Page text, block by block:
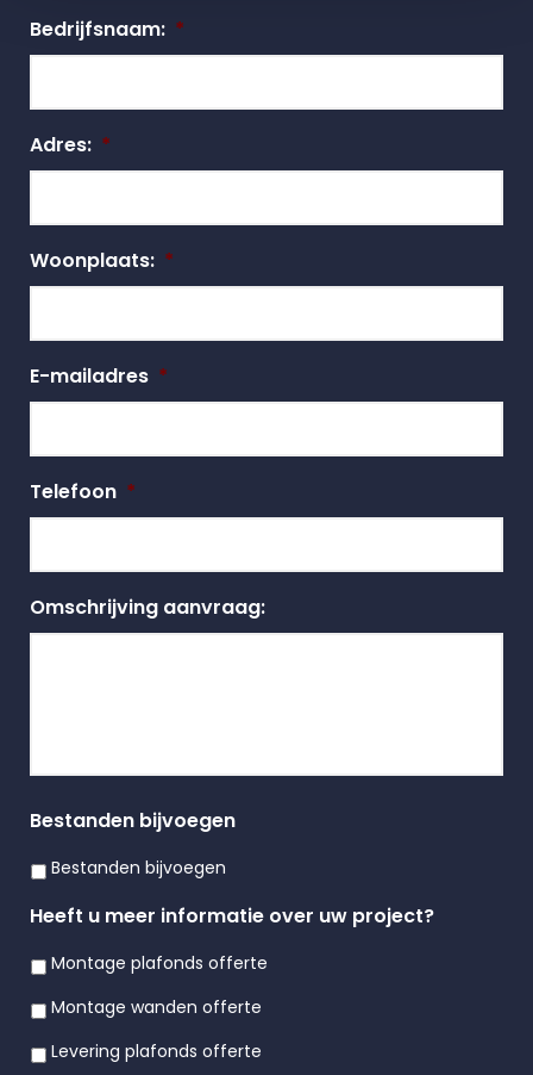
Bedrijfsnaam: *
Adres: *
Woonplaats: *
E-mailadres *
Telefoon *
Omschrijving aanvraag:
Bestanden bijvoegen
Bestanden bijvoegen
Heeft u meer informatie over uw project?
Montage plafonds offerte
Montage wanden offerte
Levering plafonds offerte